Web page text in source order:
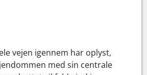
vejen igennem har oplyst,
med sin centrale